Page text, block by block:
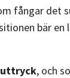
fångar det
bär
, och